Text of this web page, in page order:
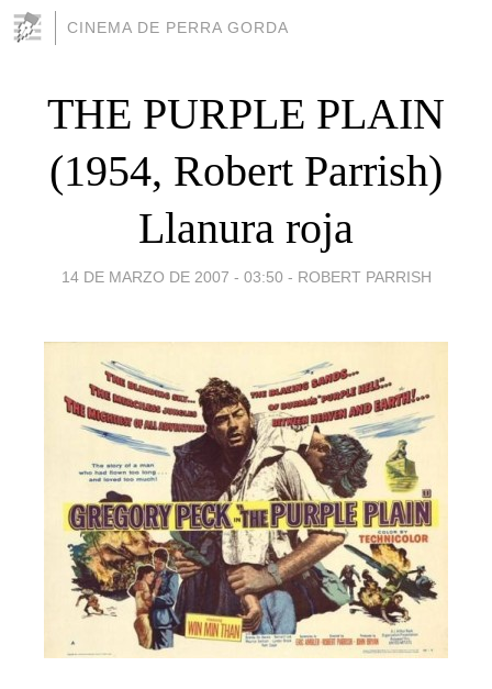
CINEMA DE PERRA GORDA
THE PURPLE PLAIN
(1954, Robert Parrish)
Llanura roja
14 DE MARZO DE 2007 - 03:50 - ROBERT PARRISH